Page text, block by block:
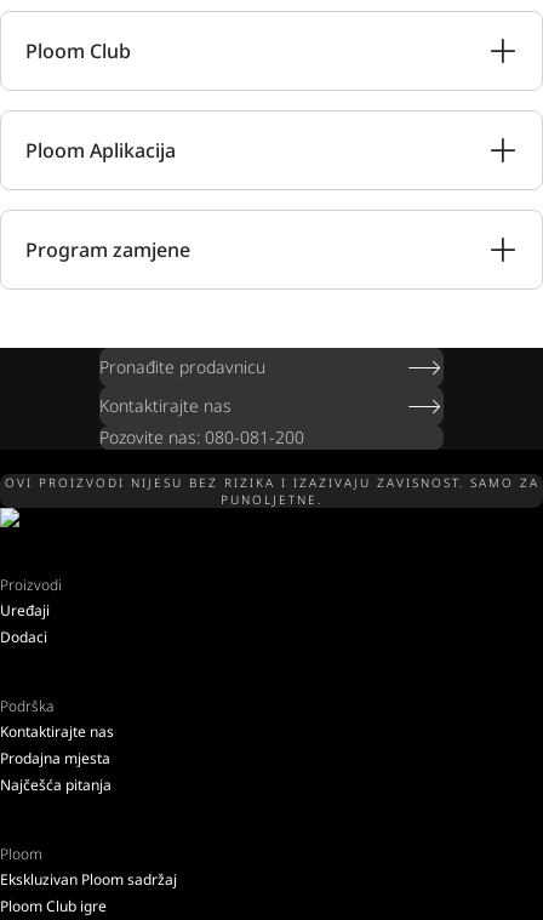
Ploom Club
Ploom Aplikacija
Program zamjene
Pronađite prodavnicu
Kontaktirajte nas
Pozovite nas: 080-081-200
OVI PROIZVODI NIJESU BEZ RIZIKA I IZAZIVAJU ZAVISNOST. SAMO ZA
PUNOLJETNE.
Proizvodi
Uređaji
Dodaci
Podrška
Kontaktirajte nas
Prodajna mjesta
Najčešća pitanja
Ploom
Ekskluzivan Ploom sadržaj
Ploom Club igre